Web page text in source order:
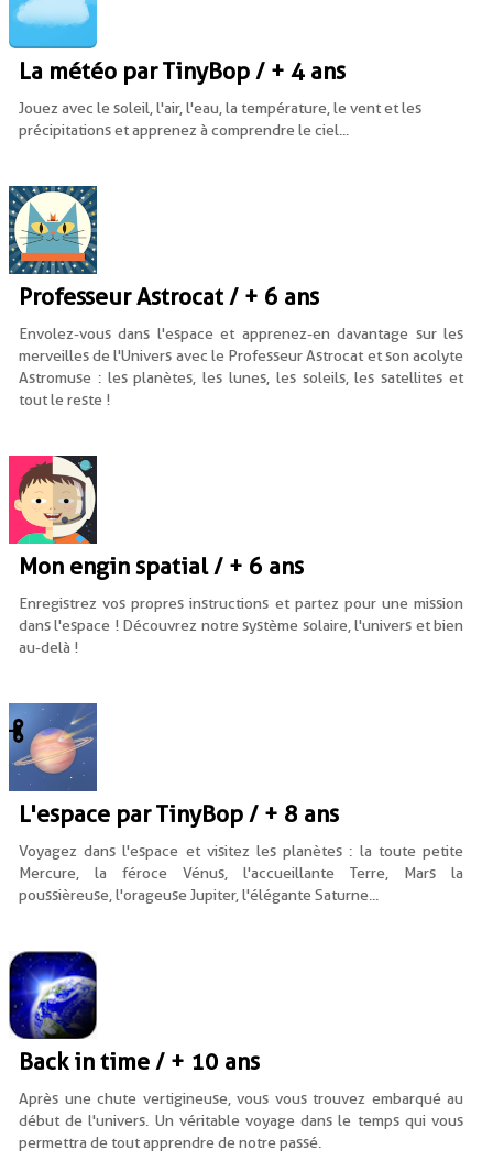
La météo par TinyBop / + 4 ans
Jouez avec le soleil, l'air, l'eau, la température, le vent et les
précipitations et apprenez à comprendre le ciel...
Professeur Astrocat / + 6 ans
Envolez-vous dans l'espace et apprenez-en davantage sur les
merveilles de l'Univers avec le Professeur Astrocat et son acolyte
Astromuse : les planètes, les lunes, les soleils, les satellites et
tout le reste !
Mon engin spatial / + 6 ans
Enregistrez vos propres instructions et partez pour une mission
dans l'espace ! Découvrez notre système solaire, l'univers et bien
au-delà !
L'espace par TinyBop / + 8 ans
Voyagez dans l'espace et visitez les planètes : la toute petite
Mercure, la féroce Vénus, l'accueillante Terre, Mars la
poussièreuse, l'orageuse Jupiter, l'élégante Saturne...
Back in time / + 10 ans
Après une chute vertigineuse, vous vous trouvez embarqué au
début de l'univers. Un véritable voyage dans le temps qui vous
permettra de tout apprendre de notre passé.